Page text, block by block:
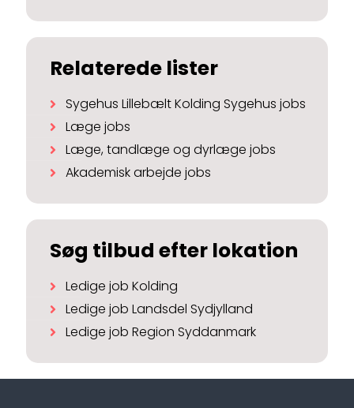
Relaterede lister
Sygehus Lillebælt Kolding Sygehus jobs
Læge jobs
Læge, tandlæge og dyrlæge jobs
Akademisk arbejde jobs
Søg tilbud efter lokation
Ledige job Kolding
Ledige job Landsdel Sydjylland
Ledige job Region Syddanmark